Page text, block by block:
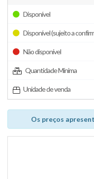
Disponível
Disponível (sujeito a
Não disponível
Quantidade Mínima
Unidade de venda
Os preços